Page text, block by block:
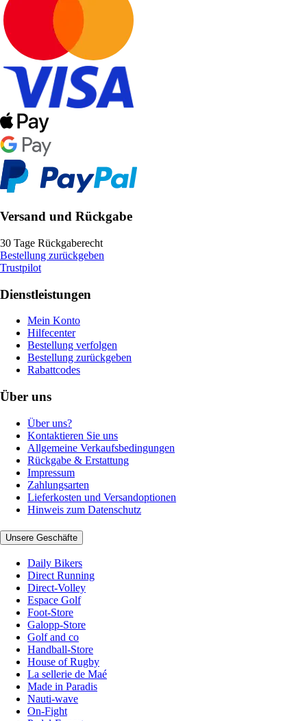
Versand und Rückgabe
30 Tage Rückgaberecht
Bestellung zurückgeben
Trustpilot
Dienstleistungen
Mein Konto
Hilfecenter
Bestellung verfolgen
Bestellung zurückgeben
Rabattcodes
Über uns
Über uns?
Kontaktieren Sie uns
Allgemeine Verkaufsbedingungen
Rückgabe & Erstattung
Impressum
Zahlungsarten
Lieferkosten und Versandoptionen
Hinweis zum Datenschutz
Unsere Geschäfte
Daily Bikers
Direct Running
Direct-Volley
Espace Golf
Foot-Store
Galopp-Store
Golf and co
Handball-Store
House of Rugby
La sellerie de Maé
Made in Paradis
Nauti-wave
On-Fight